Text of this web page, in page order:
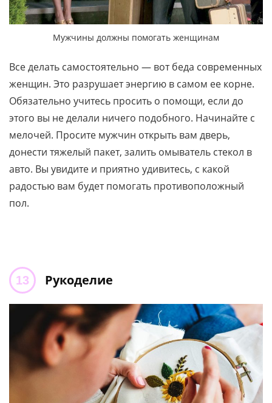
Мужчины должны помогать женщинам
Все делать самостоятельно — вот беда современных
женщин. Это разрушает энергию в самом ее корне.
Обязательно учитесь просить о помощи, если до
этого вы не делали ничего подобного. Начинайте с
мелочей. Просите мужчин открыть вам дверь,
донести тяжелый пакет, залить омыватель стекол в
авто. Вы увидите и приятно удивитесь, с какой
радостью вам будет помогать противоположный
пол.
Рукоделие